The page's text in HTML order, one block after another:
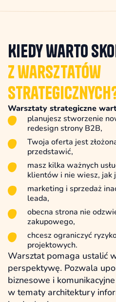
Kiedy warto
z warsztatów
Warsztaty strategiczne
planujesz stworzenie
redesign strony B2B,
Twoja oferta jest
przedstawić,
masz kilka ważnych
klientów i nie wiesz, jak
marketing i sprzedaż
leada,
obecna strona nie
zakupowego,
chcesz ograniczyć
projektowych.
Warsztat pomaga ustalić
perspektywę. Pozwala
biznesowe i
w tematy architektury